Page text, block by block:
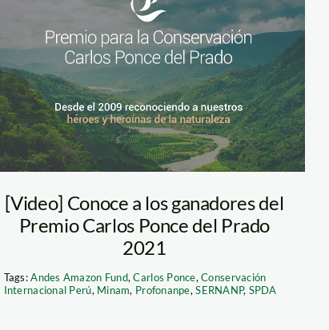
premio-carlos-
ponce
[Video] Conoce a los ganadores del
Premio Carlos Ponce del Prado
2021
Tags:Andes Amazon Fund,Carlos Ponce,Conservación
Internacional Perú, Minam, Profonanpe,SERNANP, SPDA